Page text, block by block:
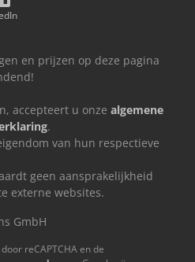
en prijzen op deze pagina
accepteert u onze algemene
.
van hun respectieve
geen aansprakelijkheid
externe websites.
GmbH
reCAPTCHA en de